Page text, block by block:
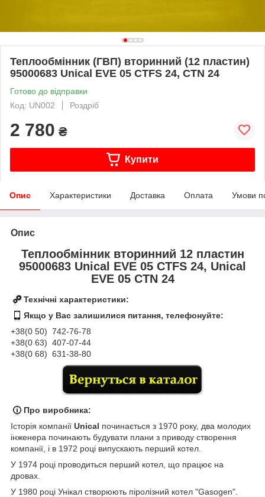
Теплообмінник (ГВП) вторинний (12 пластин)
95000683 Unical EVE 05 CTFS 24, CTN 24
Готово до відправки
Код: UN002
Роздріб
2 780 ₴
Купити
Опис Характеристики Доставка Оплата Умови
Опис
Теплообмінник вторинний 12 пластин
95000683 Unical EVE 05 CTFS 24, Unical
EVE 05 CTN 24
Технічні характеристики:
Якщо у Вас залишилися питання, телефонуйте:
+38(0 50) 742-76-78
+38(0 63) 407-07-44
+38(0 68) 631-38-80
Про виробника:
Історія компанії Unical починається з 1970 року, два молодих
інженера починають будувати плани з приводу створення
компанії, і в 1972 році випускають перший котел.
У 1974 році проводиться перший котел, що працює на
дровах.
У 1980 році Унікал створюють піролізний котел "Gasogen".